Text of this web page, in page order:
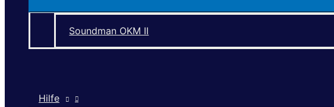
Soundman OKM II
Hilfe